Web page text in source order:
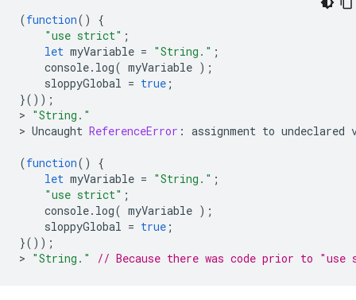
(function()
{
"use strict" ;
let myVariable = "String." ;
console. log( myVariable );
sloppyGlobal = true ;
}());
> "String."
> Uncaught ReferenceError : assignment to undeclared
(function()
{
let myVariable = "String." ;
"use strict" ;
console. log( myVariable );
sloppyGlobal = true ;
}());
> "String." // Because there was code prior to